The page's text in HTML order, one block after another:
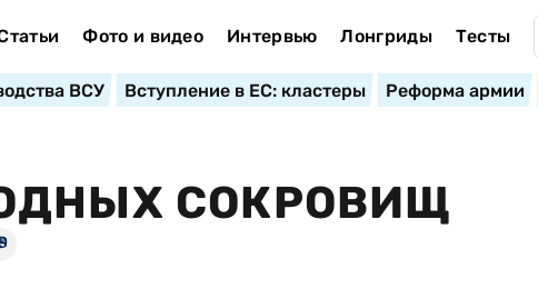
Фото и видео Интервью Лонгриды Тесты
ВСУ Вступление в ЕС: кластеры Реформа армии
СОКРОВИЩ